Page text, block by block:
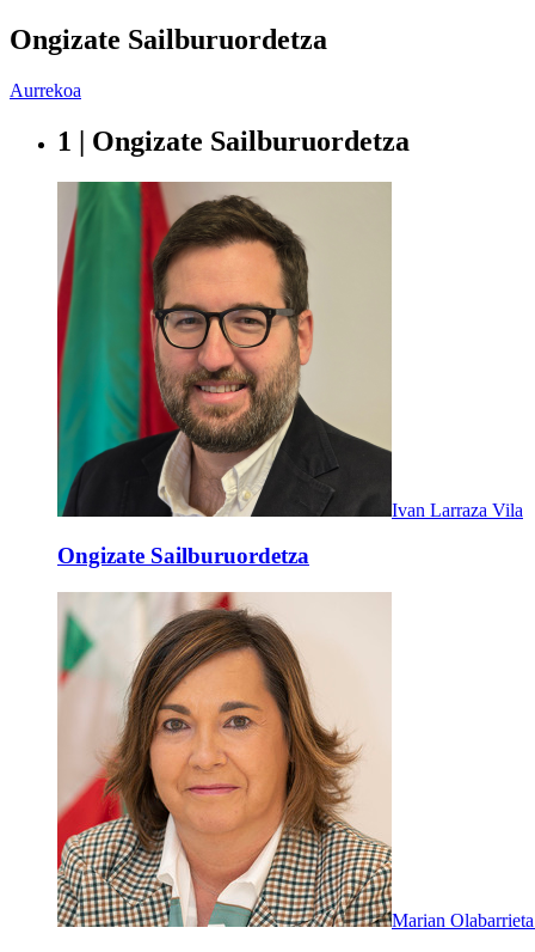
Ongizate Sailburuordetza
Aurrekoa
1 | Ongizate Sailburuordetza
Ivan Larraza Vila
Ongizate Sailburuordetza
Marian